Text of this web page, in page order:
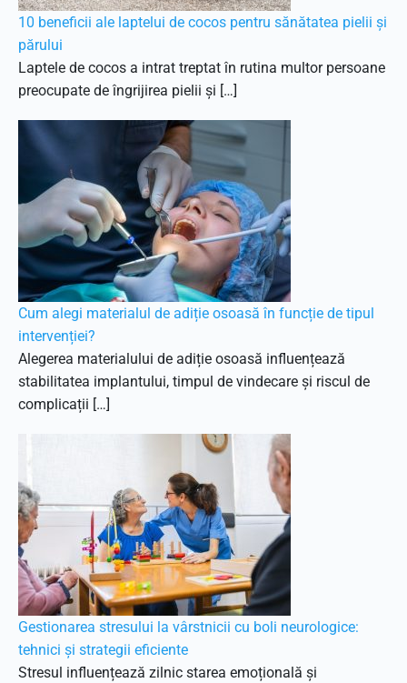
10 beneficii ale laptelui de cocos pentru sănătatea pielii și
părului
Laptele de cocos a intrat treptat în rutina multor persoane
preocupate de îngrijirea pielii și […]
Cum alegi materialul de adiție osoasă în funcție de tipul
intervenției?
Alegerea materialului de adiție osoasă influențează
stabilitatea implantului, timpul de vindecare și riscul de
complicații […]
Gestionarea stresului la vârstnicii cu boli neurologice:
tehnici și strategii eficiente
Stresul influențează zilnic starea emoțională și